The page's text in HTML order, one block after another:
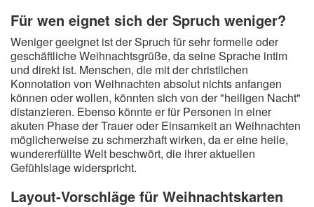
Für wen eignet sich der Spruch weniger?
Weniger geeignet ist der Spruch für sehr formelle oder
geschäftliche Weihnachtsgrüße, da seine Sprache intim
und direkt ist. Menschen, die mit der christlichen
Konnotation von Weihnachten absolut nichts anfangen
können oder wollen, könnten sich von der "heiligen Nacht"
distanzieren. Ebenso könnte er für Personen in einer
akuten Phase der Trauer oder Einsamkeit an Weihnachten
möglicherweise zu schmerzhaft wirken, da er eine heile,
wundererfüllte Welt beschwört, die ihrer aktuellen
Gefühlslage widerspricht.
Layout-Vorschläge für Weihnachtskarten